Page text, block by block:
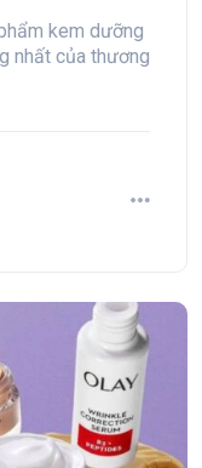
kem dưỡng
nhất của thương